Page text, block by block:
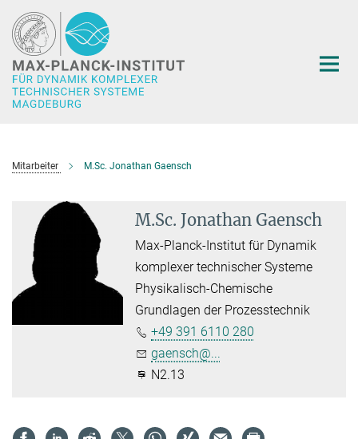
Hauptinhalt
Mitarbeiter M.Sc. Jonathan Gaensch
M.Sc. Jonathan Gaensch
Max-Planck-Institut für Dynamik
komplexer technischer Systeme
Physikalisch-Chemische
Grundlagen der Prozesstechnik
+49 391 6110 280
gaensch@...
N2.13